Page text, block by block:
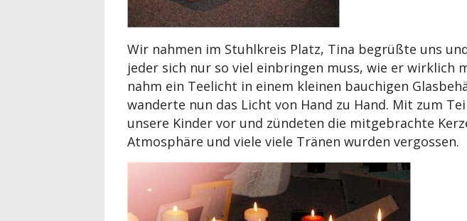
Wir nahmen im Stuhlkreis Platz, Tina begrüßte uns
jeder sich nur so viel einbringen muss, wie er wirklich
nahm ein Teelicht in einem kleinen bauchigen
wanderte nun das Licht von Hand zu Hand. Mit zum
unsere Kinder vor und zündeten die mitgebrachte
Atmosphäre und viele viele Tränen wurden vergossen.